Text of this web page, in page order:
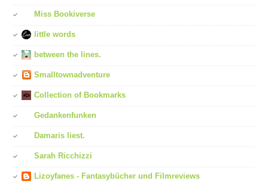
Miss Bookiverse
little words
between the lines.
Smalltownadventure
Collection of Bookmarks
Gedankenfunken
Damaris liest.
Sarah Ricchizzi
Lizoyfanes - Fantasybücher und Filmreviews